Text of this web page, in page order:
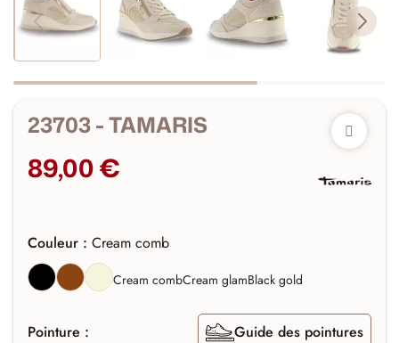
23703 - TAMARIS
89,00 €
Couleur : Cream comb
NOIRMARRONBEIGE
Cream combCream glamBlack gold
Pointure : Guide des pointures